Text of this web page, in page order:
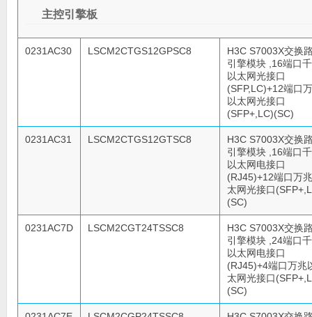
主控引擎板
0231AC30 LSCM2CTGS12GPSC8
H3C S7003X交换
引擎模块 ,16端口
以太网光接口
(SFP,LC)+12端口
以太网光接口
(SFP+,LC)(SC)
0231AC31 LSCM2CTGS12GTSC8
H3C S7003X交换
引擎模块 ,16端口
以太网电接口
(RJ45)+12端口万
太网光接口
(SC)
0231AC7D LSCM2CGT24TSSC8
H3C S7003X交换
引擎模块 ,24端口
以太网电接口
(RJ45)+4端口万兆
太网光接口
(SC)